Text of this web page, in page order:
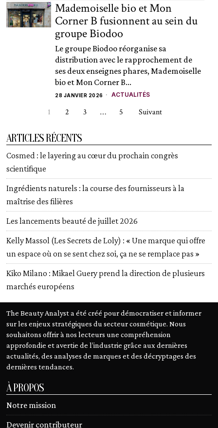
Mademoiselle bio et Mon
Corner B fusionnent au sein du
groupe Biodoo
Le groupe Biodoo réorganise sa
distribution avec le rapprochement de
ses deux enseignes phares, Mademoiselle
bio et Mon Corner B...
28 JANVIER 2026 ACTUALITÉS
1 2 3 … 5 Suivant
ARTICLES RÉCENTS
Cosmed : le layering au cœur du prochain congrès
scientifique
Ingrédients naturels : la course des fournisseurs à la
maîtrise des filières
Les lancements beauté de juillet 2026
Kelly Massol (Les Secrets de Loly) : « Une marque qui offre
un espace où on se sent chez soi, ça ne se remplace pas »
Kiko Milano : Mikael Guery prend la direction de plusieurs
marchés européens
The Beauty Analyst a été créé pour démocratiser et informer
sur les enjeux stratégiques du secteur cosmétique. Nous
souhaitons offrir à nos lecteurs une compréhension
approfondie et avertie de l’industrie grâce aux dernières
actualités, des analyses de marques et des décryptages des
dernières tendances.
À PROPOS
Notre mission
Devenir contributeur